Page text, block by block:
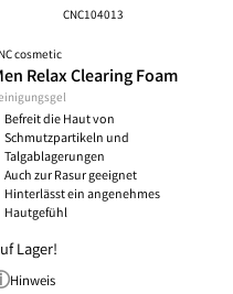
CNC104013
cosmetic
Relax Clearing Foam
Befreit die Haut von
Schmutzpartikeln und
Talgablagerungen
Auch zur Rasur geeignet
Hinterlässt ein angenehmes
Hautgefühl
Lager!
Hinweis